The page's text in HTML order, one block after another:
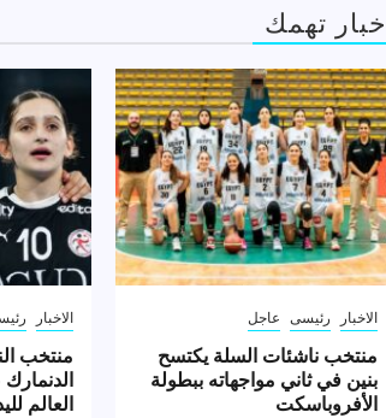
تهمك
الاخبار رئيسى عاجل
منتخب ناشئات السلة يكتسح
بنين في ثاني مواجهاته ببطولة
الأفروباسكت
الاخبار
منتخب
العالم